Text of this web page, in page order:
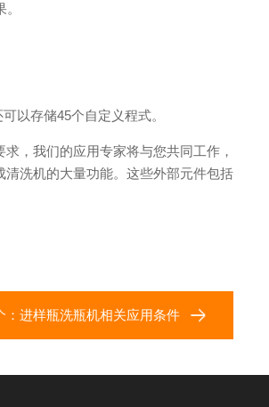
以存储45个自定义程式。
，我们的应用专家将与您共同工作，
洗机的大量功能。这些外部元件包括
进样瓶洗瓶机相关应用条件